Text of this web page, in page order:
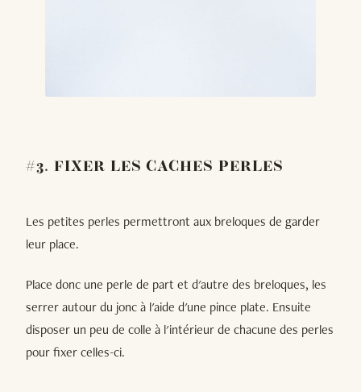
#3. FIXER LES CACHES PERLES
Les petites perles permettront aux breloques de garder
leur place.
Place donc une perle de part et d'autre des breloques, les
serrer autour du jonc à l'aide d'une pince plate. Ensuite
disposer un peu de colle à l'intérieur de chacune des perles
pour fixer celles-ci.